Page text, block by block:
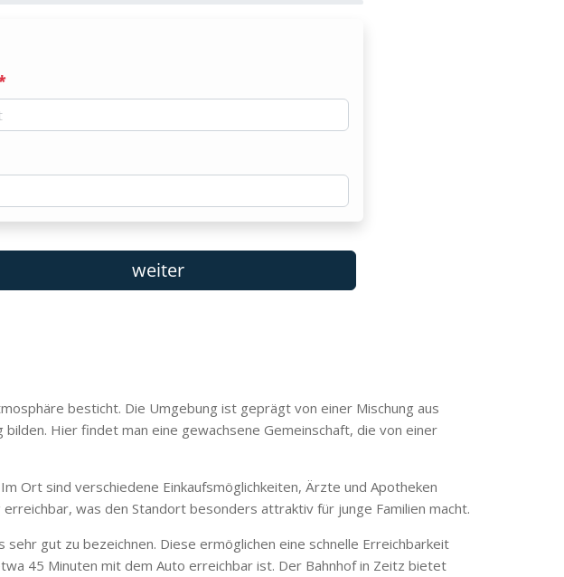
besticht. Die Umgebung ist geprägt von einer Mischung aus
Hier findet man eine gewachsene Gemeinschaft, die von einer
Ort sind verschiedene Einkaufsmöglichkeiten, Ärzte und Apotheken
was den Standort besonders attraktiv für junge Familien macht.
gut zu bezeichnen. Diese ermöglichen eine schnelle Erreichbarkeit
45 Minuten mit dem Auto erreichbar ist. Der Bahnhof in Zeitz bietet